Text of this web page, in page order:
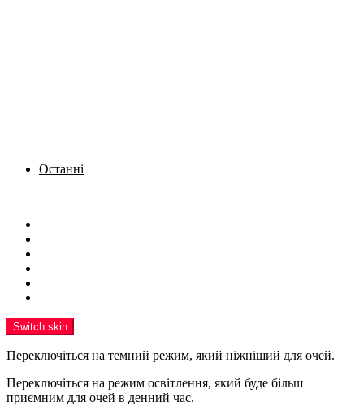
Останні
Switch skin
Переключіться на темний режим, який ніжніший для очей.
Переключіться на режим освітлення, який буде більш
приємним для очей в денний час.